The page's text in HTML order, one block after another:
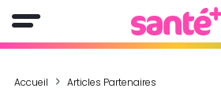
Accueil Articles Partenaires